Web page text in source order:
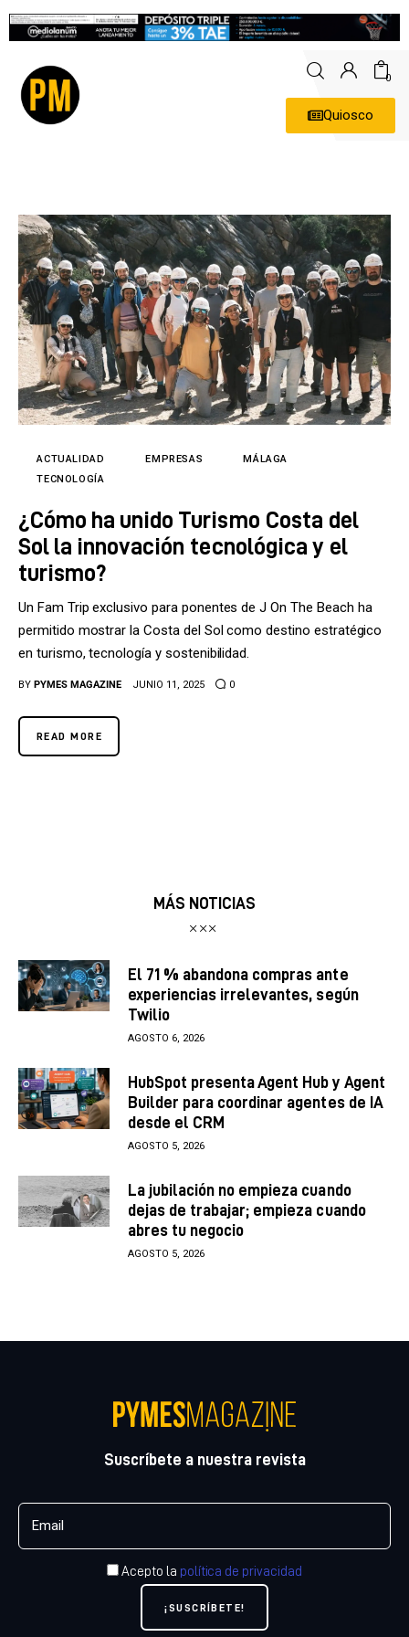
0
Quiosco
Economía
Empresas
Entrevistas
Expertos
Tecnología
Cultura
Directorio
ACTUALIDAD EMPRESAS
MÁLAGA
TECNOLOGÍA
¿Cómo ha unido Turismo Costa del
Sol la innovación tecnológica y el
turismo?
Un Fam Trip exclusivo para ponentes de J On The Beach ha
permitido mostrar la Costa del Sol como destino estratégico
en turismo, tecnología y sostenibilidad.
BY PYMES MAGAZINE JUNIO 11, 2025 0
READ MORE
MÁS NOTICIAS
El 71 % abandona compras ante
experiencias irrelevantes, según
Twilio
AGOSTO 6, 2026
HubSpot presenta Agent Hub y Agent
Builder para coordinar agentes de IA
desde el CRM
AGOSTO 5, 2026
La jubilación no empieza cuando
dejas de trabajar; empieza cuando
abres tu negocio
AGOSTO 5, 2026
Suscríbete a nuestra revista
Acepto la política de privacidad